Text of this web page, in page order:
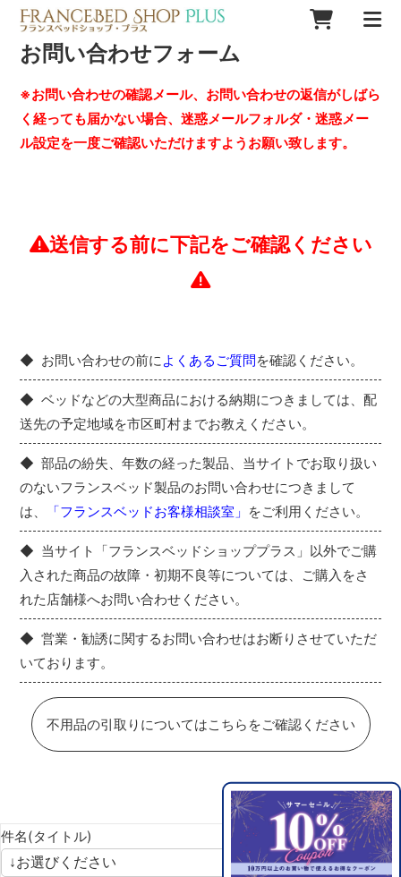
お問い合わせフォーム
※お問い合わせの確認メール、お問い合わせの返信がしばら
く経っても届かない場合、迷惑メールフォルダ・迷惑メー
ル設定を一度ご確認いただけますようお願い致します。
送信する前に下記をご確認ください
お問い合わせの前に よくあるご質問を確認ください。
ベッドなどの大型商品における納期につきましては、配
送先の予定地域を市区町村までお教えください。
部品の紛失、年数の経った製品、当サイトでお取り扱い
のないフランスベッド製品のお問い合わせにつきまして
は、
「フランスベッドお客様相談室」 をご利用ください。
当サイト「フランスベッドショッププラス」以外でご購
入された商品の故障・初期不良等については、ご購入をさ
れた店舗様へお問い合わせください。
営業・勧誘に関するお問い合わせはお断りさせていただ
いております。
不用品の引取りについてはこちらをご確認ください
件名(タイトル)